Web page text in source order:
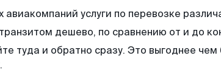
авиакомпаний услуги по перевозке
дешево, по сравнению от и до
туда и обратно сразу. Это выгоднее